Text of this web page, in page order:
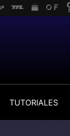
TUTORIALES